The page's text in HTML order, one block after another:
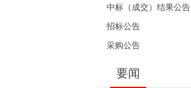
中标（成交）结果公告
招标公告
采购公告
要闻